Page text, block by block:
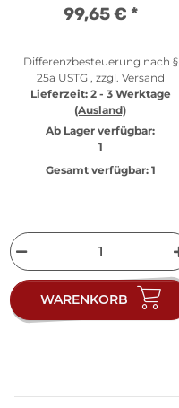
99,65 € *
Differenzbesteuerung nach §
25a USTG , zzgl. Versand
Lieferzeit: 2 - 3 Werktage
(Ausland)
Ab Lager verfügbar:
1
Gesamt verfügbar:1
WARENKORB